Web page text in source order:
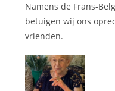
Namens de Frans-
betuigen wij ons
vrienden.